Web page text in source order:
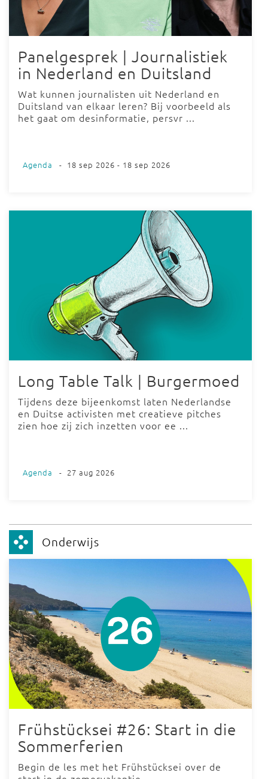
Panelgesprek | Journalistiek
in Nederland en Duitsland
Wat kunnen journalisten uit Nederland en
Duitsland van elkaar leren? Bij voorbeeld als
het gaat om desinformatie, persvr ...
Agenda - 18 sep 2026 - 18 sep 2026
Long Table Talk | Burgermoed
Tijdens deze bijeenkomst laten Nederlandse
en Duitse activisten met creatieve pitches
zien hoe zij zich inzetten voor ee ...
Agenda - 27 aug 2026
Onderwijs
Frühstücksei #26: Start in die
Sommerferien
Begin de les met het Frühstücksei over de